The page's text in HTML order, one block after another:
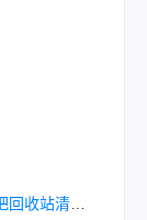
件找回来？这二个方法很简单！